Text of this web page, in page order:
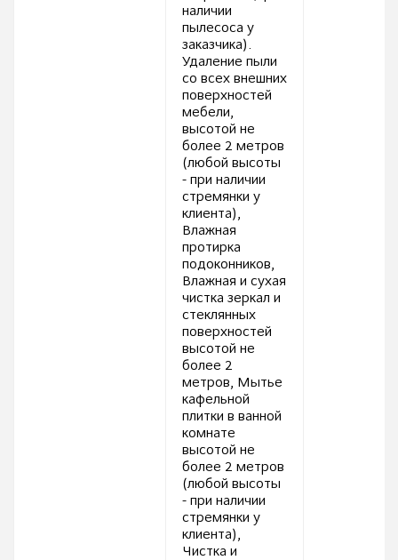
наличии
пылесоса у
заказчика).
Удаление пыли
со всех внешних
поверхностей
мебели,
высотой не
более 2 метров
(любой высоты
- при наличии
стремянки у
клиента),
Влажная
протирка
подоконников,
Влажная и сухая
чистка зеркал и
стеклянных
поверхностей
высотой не
более 2
метров, Мытье
кафельной
плитки в ванной
комнате
высотой не
более 2 метров
(любой высоты
- при наличии
стремянки у
клиента),
Чистка и